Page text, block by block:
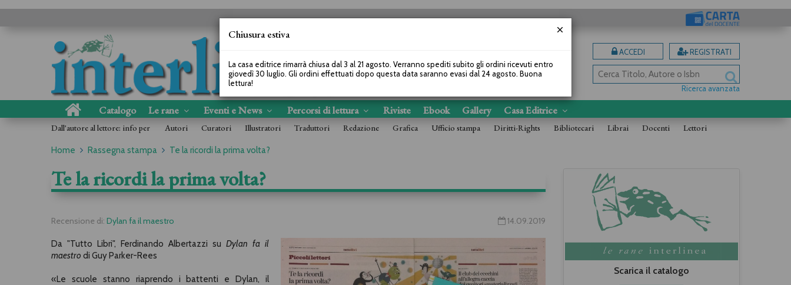
ACCEDI REGISTRATI
Ricerca avanzata
Catalogo Le rane Eventi e News Percorsi di lettura Riviste Ebook Gallery Casa Editrice
Dall'autore al lettore: info per Autori Curatori Illustratori Traduttori Redazione Grafica Ufficio stampa Diritti-Rights Bibliotecari Librai Docenti Lettori
Home Rassegna stampa Te la ricordi la prima volta?
Te la ricordi la prima volta?
Recensione di: Dylan fa il maestro 14.09.2019
Da "Tutto Libri", Ferdinando Albertazzi su Dylan fa il
maestro di Guy Parker-Rees
«Le scuole stanno riaprendo i battenti e Dylan, il
Scarica il catalogo
Chiusura estiva
La casa editrice rimarrà chiusa dal 3 al 21 agosto. Verranno spediti subito gli ordini ricevuti entro
giovedì 30 luglio. Gli ordini effettuati dopo questa data saranno evasi dal 24 agosto. Buona
lettura!